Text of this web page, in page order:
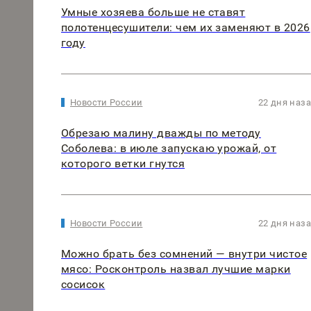
Умные хозяева больше не ставят
полотенцесушители: чем их заменяют в 2026
году
Новости России 22 дня
Обрезаю малину дважды по методу
Соболева: в июле запускаю урожай, от
которого ветки гнутся
Новости России 22 дня
Можно брать без сомнений — внутри чистое
мясо: Росконтроль назвал лучшие марки
сосисок